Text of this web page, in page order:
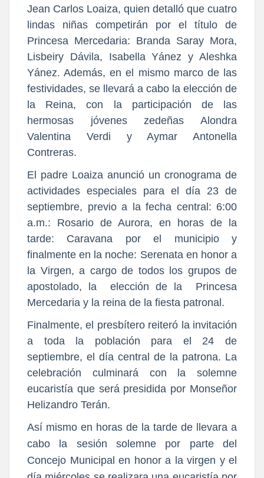
Jean Carlos Loaiza, quien detalló que cuatro
lindas niñas competirán por el título de
Princesa Mercedaria: Branda Saray Mora,
Lisbeiry Dávila, Isabella Yánez y Aleshka
Yánez. Además, en el mismo marco de las
festividades, se llevará a cabo la elección de
la Reina, con la participación de las
hermosas jóvenes zedeñas Alondra
Valentina Verdi y Aymar Antonella
Contreras.
El padre Loaiza anunció un cronograma de
actividades especiales para el día 23 de
septiembre, previo a la fecha central: 6:00
a.m.: Rosario de Aurora, en horas de la
tarde: Caravana por el municipio y
finalmente en la noche: Serenata en honor a
la Virgen, a cargo de todos los grupos de
apostolado, la elección de la Princesa
Mercedaria y la reina de la fiesta patronal.
Finalmente, el presbítero reiteró la invitación
a toda la población para el 24 de
septiembre, el día central de la patrona. La
celebración culminará con la solemne
eucaristía que será presidida por Monseñor
Helizandro Terán.
Así mismo en horas de la tarde de llevara a
cabo la sesión solemne por parte del
Concejo Municipal en honor a la virgen y el